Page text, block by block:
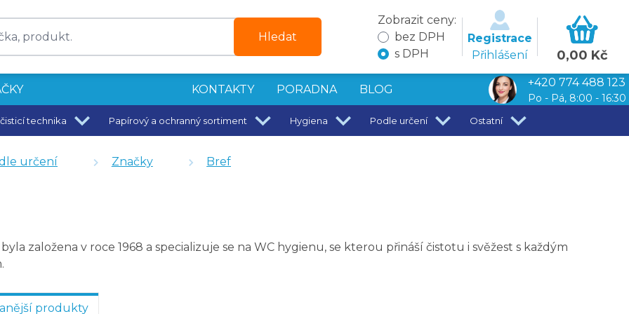
g
Hledat
Zobrazit ceny:
bez DPH
s DPH
Registrace
Přihlášení
0,00 Kč
KONTAKTY PORADNA BLOG
+420 774 488 123
Po - Pá, 8:00 - 16:30
technika Papírový a ochranný sortiment Hygiena Podle určení Ostatní
určení Značky Bref
založena v roce 1968 a specializuje se na WC hygienu, se kterou přináší čistotu i svěžest s každým
produkty